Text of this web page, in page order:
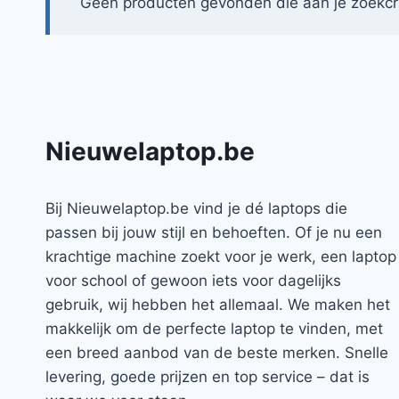
Nieuwelaptop.be
Bij Nieuwelaptop.be vind je dé laptops die
passen bij jouw stijl en behoeften. Of je nu een
krachtige machine zoekt voor je werk, een laptop
voor school of gewoon iets voor dagelijks
gebruik, wij hebben het allemaal. We maken het
makkelijk om de perfecte laptop te vinden, met
een breed aanbod van de beste merken. Snelle
levering, goede prijzen en top service – dat is